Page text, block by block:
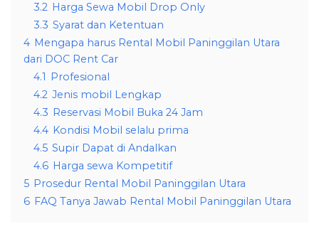
3.2 Harga Sewa Mobil Drop Only
3.3 Syarat dan Ketentuan
4 Mengapa harus Rental Mobil Paninggilan Utara
dari DOC Rent Car
4.1 Profesional
4.2 Jenis mobil Lengkap
4.3 Reservasi Mobil Buka 24 Jam
4.4 Kondisi Mobil selalu prima
4.5 Supir Dapat di Andalkan
4.6 Harga sewa Kompetitif
5 Prosedur Rental Mobil Paninggilan Utara
6 FAQ Tanya Jawab Rental Mobil Paninggilan Utara